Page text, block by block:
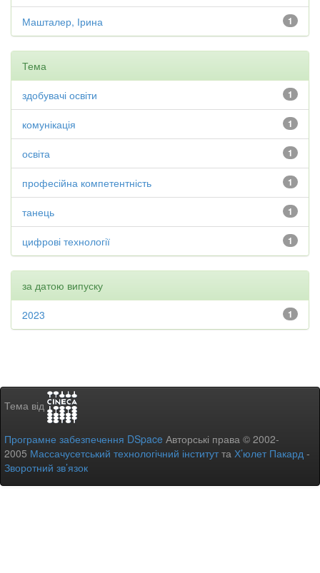
1
Машталер, Ірина
Тема
1
здобувачі освіти
1
комунікація
1
освіта
1
професійна компетентність
1
танець
1
цифрові технології
за датою випуску
1
2023
Тема від
Програмне забезпечення DSpace Авторські права © 2002-
2005 Массачусетський технологічний інститутта Х’юлет Пакард -
Зворотний зв’язок